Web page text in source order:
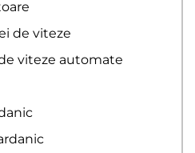
de viteze
viteze automate